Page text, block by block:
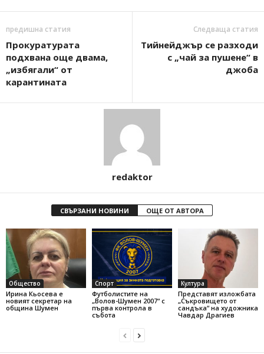
предишна статия
Прокуратурата
подхвана още двама,
„избягали“ от
карантината
Следваща статия
Тийнейджър се разходи
с „чай за пушене“ в
джоба
redaktor
СВЪРЗАНИ НОВИНИ ОЩЕ ОТ АВТОРА
Общество
Ирина Кьосева е
новият секретар на
община Шумен
Спорт
Футболистите на
„Волов-Шумен 2007“ с
първа контрола в
събота
Култура
Представят изложбата
„Съкровището от
сандъка“ на художника
Чавдар Драгиев